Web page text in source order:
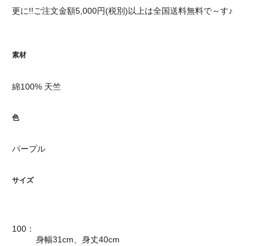
更に!!ご注文金額5,000円(税別)以上は全国送料無料で～す♪
素材
綿100% 天竺
色
パープル
サイズ
100：
身幅31cm、身丈40cm